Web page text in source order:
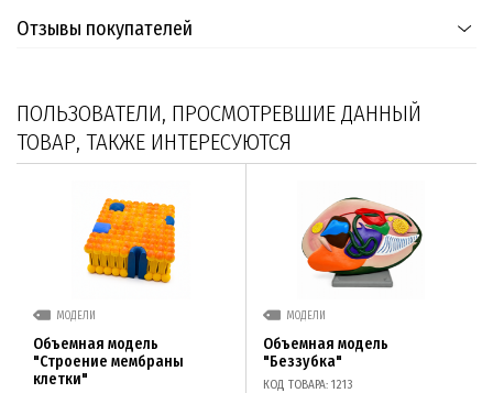
Отзывы покупателей
ПОЛЬЗОВАТЕЛИ, ПРОСМОТРЕВШИЕ ДАННЫЙ
ТОВАР, ТАКЖЕ ИНТЕРЕСУЮТСЯ
МОДЕЛИ
Объемная модель
"Строение мембраны
клетки"
МОДЕЛИ
Объемная модель
"Беззубка"
КОД ТОВАРА: 1213